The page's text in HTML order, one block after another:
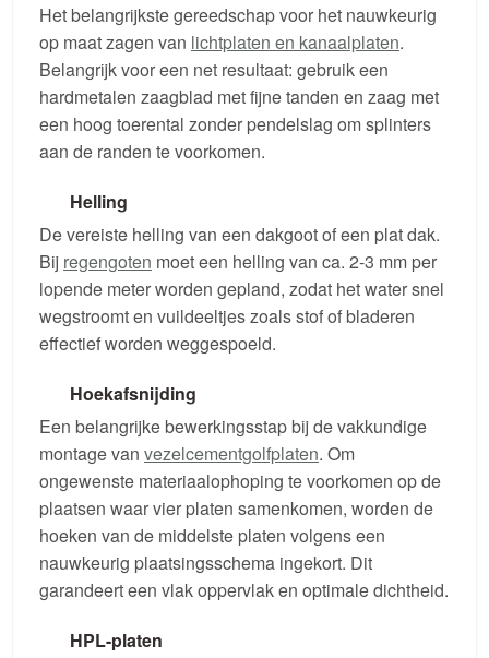
Het belangrijkste gereedschap voor het nauwkeurig
op maat zagen van lichtplaten en kanaalplaten.
Belangrijk voor een net resultaat: gebruik een
hardmetalen zaagblad met fijne tanden en zaag met
een hoog toerental zonder pendelslag om splinters
aan de randen te voorkomen.
Helling
De vereiste helling van een dakgoot of een plat dak.
Bij regengoten moet een helling van ca. 2-3 mm per
lopende meter worden gepland, zodat het water snel
wegstroomt en vuildeeltjes zoals stof of bladeren
effectief worden weggespoeld.
Hoekafsnijding
Een belangrijke bewerkingsstap bij de vakkundige
montage van vezelcementgolfplaten. Om
ongewenste materiaalophoping te voorkomen op de
plaatsen waar vier platen samenkomen, worden de
hoeken van de middelste platen volgens een
nauwkeurig plaatsingsschema ingekort. Dit
garandeert een vlak oppervlak en optimale dichtheid.
HPL-platen